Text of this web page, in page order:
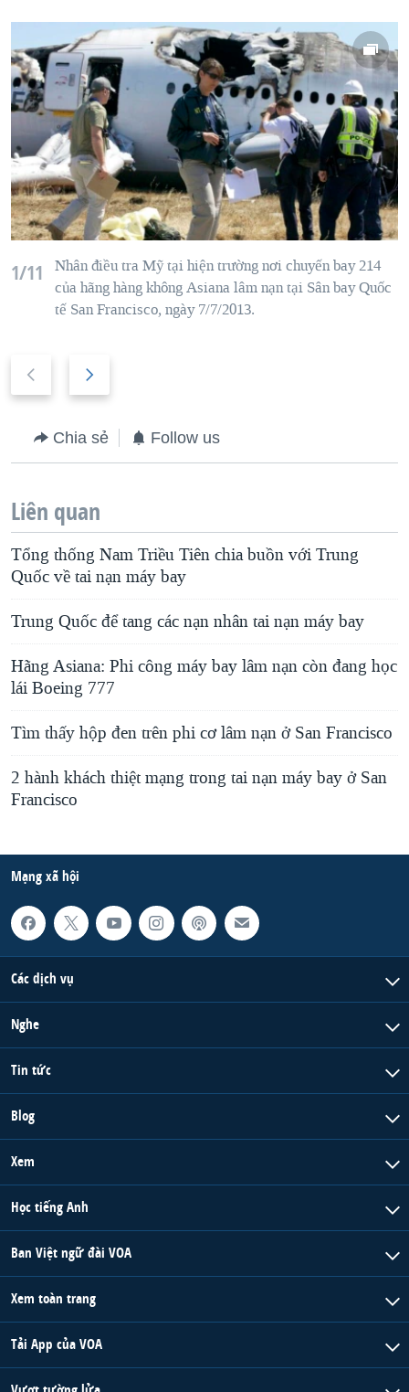
1/11 Nhân điều tra Mỹtại hiện trườngnơi chuyến bay 214
của hãng hàng khôngAsianalâm nạn tại Sân bayQuốc
tế San Francisco, ngày 7/7/2013.
r
o
u
s
s
l
d
e
e
t
l
i
d
e
Chia sẻ Follow us
Liên quan
Tổng thống Nam Triều Tiên chia buồn với Trung
Quốc về tai nạn máy bay
Trung Quốc để tang các nạn nhân tai nạn máy bay
Hãng Asiana: Phi công máy bay lâm nạn còn đang học
lái Boeing 777
Tìm thấy hộp đen trên phi cơ lâm nạn ở San Francisco
2 hành khách thiệt mạng trong tai nạn máy bay ở San
Francisco
Mạng xã hội
Các dịch vụ
Nghe
Tin tức
Blog
Xem
Học tiếng Anh
Ban Việt ngữ đài VOA
Xem toàn trang
Tải App của VOA